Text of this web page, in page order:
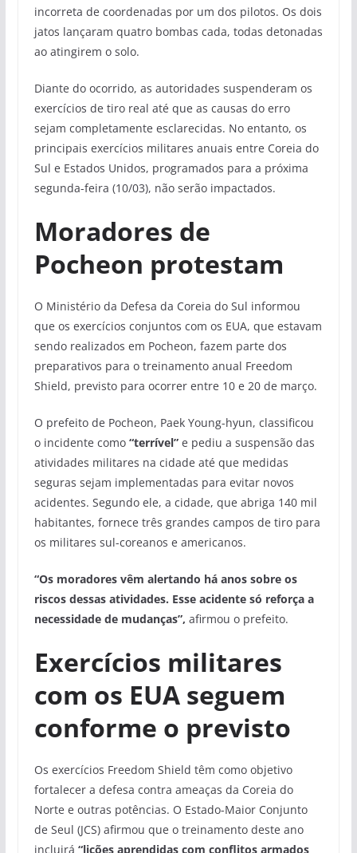
incorreta de coordenadas por um dos pilotos. Os dois
jatos lançaram quatro bombas cada, todas detonadas
ao atingirem o solo.
Diante do ocorrido, as autoridades suspenderam os
exercícios de tiro real até que as causas do erro
sejam completamente esclarecidas. No entanto, os
principais exercícios militares anuais entre Coreia do
Sul e Estados Unidos, programados para a próxima
segunda-feira (10/03), não serão impactados.
Moradores de
Pocheon protestam
O Ministério da Defesa da Coreia do Sul informou
que os exercícios conjuntos com os EUA, que estavam
sendo realizados em Pocheon, fazem parte dos
preparativos para o treinamento anual Freedom
Shield, previsto para ocorrer entre 10 e 20 de março.
O prefeito de Pocheon, Paek Young-hyun, classificou
o incidente como “terrível”e pediu a suspensão das
atividades militares na cidade até que medidas
seguras sejam implementadas para evitar novos
acidentes. Segundo ele, a cidade, que abriga 140 mil
habitantes, fornece três grandes campos de tiro para
os militares sul-coreanos e americanos.
“Os moradores vêm alertando há anos sobre os
riscos dessas atividades. Esse acidente só reforça a
necessidade de mudanças”, afirmou o prefeito.
Exercícios militares
com os EUA seguem
conforme o previsto
Os exercícios Freedom Shield têm como objetivo
fortalecer a defesa contra ameaças da Coreia do
Norte e outras potências. O Estado-Maior Conjunto
de Seul (JCS) afirmou que o treinamento deste ano
incluirá “lições aprendidas com conflitos armados